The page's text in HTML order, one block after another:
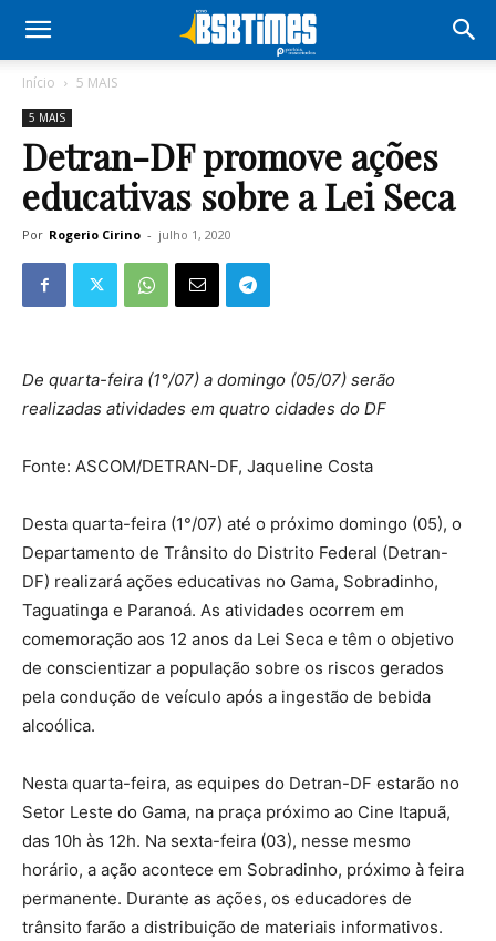
Início 5 MAIS
5 MAIS
Detran-DF promove ações
educativas sobre a Lei Seca
Por Rogerio Cirino - julho 1, 2020
De quarta-feira (1°/07) a domingo (05/07) serão
realizadas atividades em quatro cidades do DF
Fonte: ASCOM/DETRAN-DF, Jaqueline Costa
Desta quarta-feira (1°/07) até o próximo domingo (05), o
Departamento de Trânsito do Distrito Federal (Detran-
DF) realizará ações educativas no Gama, Sobradinho,
Taguatinga e Paranoá. As atividades ocorrem em
comemoração aos 12 anos da Lei Seca e têm o objetivo
de conscientizar a população sobre os riscos gerados
pela condução de veículo após a ingestão de bebida
alcoólica.
Nesta quarta-feira, as equipes do Detran-DF estarão no
Setor Leste do Gama, na praça próximo ao Cine Itapuã,
das 10h às 12h. Na sexta-feira (03), nesse mesmo
horário, a ação acontece em Sobradinho, próximo à feira
permanente. Durante as ações, os educadores de
trânsito farão a distribuição de materiais informativos.